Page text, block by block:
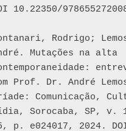
10.22350/
Rodrigo;
Mutações na alta
Prof. Dr. André
Comunicação,
Sorocaba, SP, v.
p. e024017, 2024.